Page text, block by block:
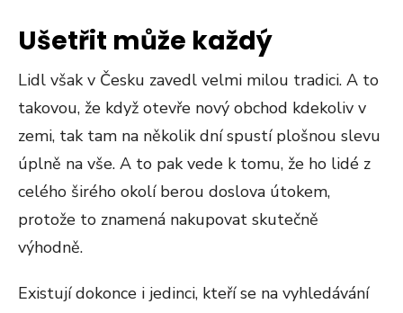
Ušetřit může každý
Lidl však v Česku zavedl velmi milou tradici. A to
takovou, že když otevře nový obchod kdekoliv v
zemi, tak tam na několik dní spustí plošnou slevu
úplně na vše. A to pak vede k tomu, že ho lidé z
celého širého okolí berou doslova útokem,
protože to znamená nakupovat skutečně
výhodně.
Existují dokonce i jedinci, kteří se na vyhledávání